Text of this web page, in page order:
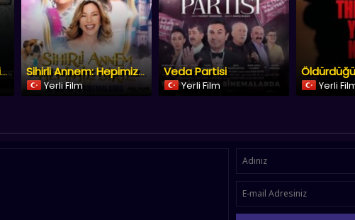
Beton Sizin Vatan Bizim
Sihirli Annem: Hepimiz Biriz
Yerli Film
Veda Partisi
Yerli Film Yerli